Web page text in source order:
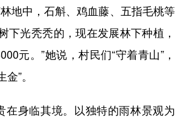
地中，石斛、鸡血藤、五指毛桃等
下光秃秃的，现在发展林下种植，
元。”她说，村民们“守着青山”，
”。
身临其境。以独特的雨林景观为